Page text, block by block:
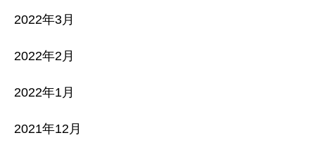
2022年3月
2022年2月
2022年1月
2021年12月